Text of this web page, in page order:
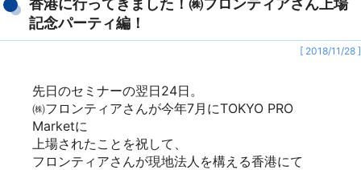
香港に行ってきました！㈱フロンティアさん上場
記念パーティ編！
[ 2018/11/28 ]
先日のセミナーの翌日24日。
㈱フロンティアさんが今年7月にTOKYO PRO
Marketに
上場されたことを祝して、
フロンティアさんが現地法人を構える香港にて